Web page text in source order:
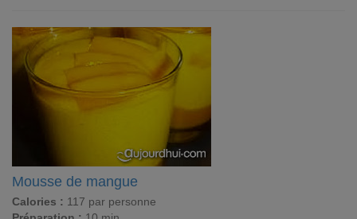
Mousse de mangue
Calories : 117 par personne